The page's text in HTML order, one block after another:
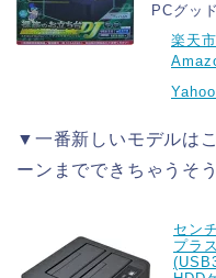
PCグッ
楽天
▼一番新しいモデルは
ーンまでできちゃうそう
セン
プラ